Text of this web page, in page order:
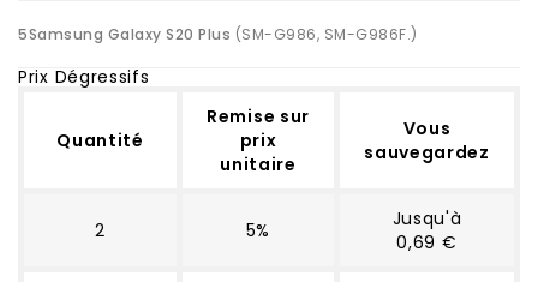
5Samsung Galaxy S20 Plus (SM-G986, SM-G986F.)
Prix Dégressifs
Quantité
Remise sur
prix
unitaire
Vous
sauvegardez
2 5%
Jusqu'à
0,69 €